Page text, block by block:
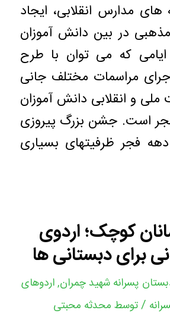
مدارس انقلابی، ایجاد
در بین دانش آموزان
که می توان با طرح
مراسمات مختلف جانی
ملی و انقلابی دانش آموزان
است. جشن بزرگ پیروزی
دهه فجر ظرفیتهای بسیاری
کوچک؛ اردوی
برای دبستانی ها
پسرانه شهید چمران,اردوهای
/توسط محدثه محبتی